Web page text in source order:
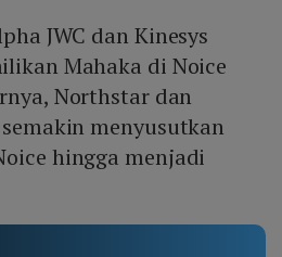
JWC dan Kinesys
Mahaka di Noice
Northstar dan
menyusutkan
hingga menjadi